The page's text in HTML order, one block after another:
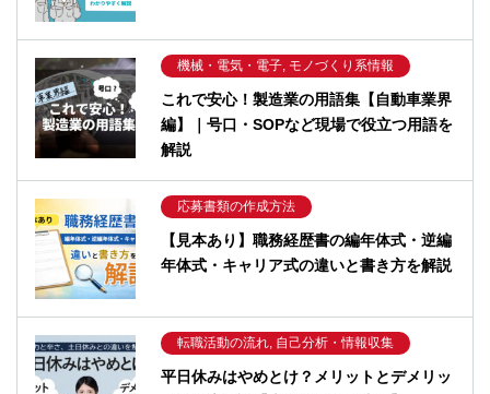
機械・電気・電子, モノづくり系情報
これで安心！製造業の用語集【自動車業界
編】｜号口・SOPなど現場で役立つ用語を
解説
応募書類の作成方法
【見本あり】職務経歴書の編年体式・逆編
年体式・キャリア式の違いと書き方を解説
転職活動の流れ, 自己分析・情報収集
平日休みはやめとけ？メリットとデメリッ